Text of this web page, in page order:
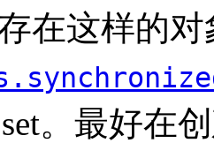
在这样的
。最好在